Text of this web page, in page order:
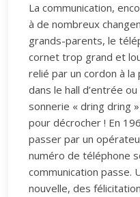
La communication,
à de nombreux
grands-parents, le
cornet trop grand et
relié par un cordon à
dans le hall d’entrée
sonnerie « dring dring
pour décrocher ! En
passer par un
numéro de téléphone
communication passe.
nouvelle, des